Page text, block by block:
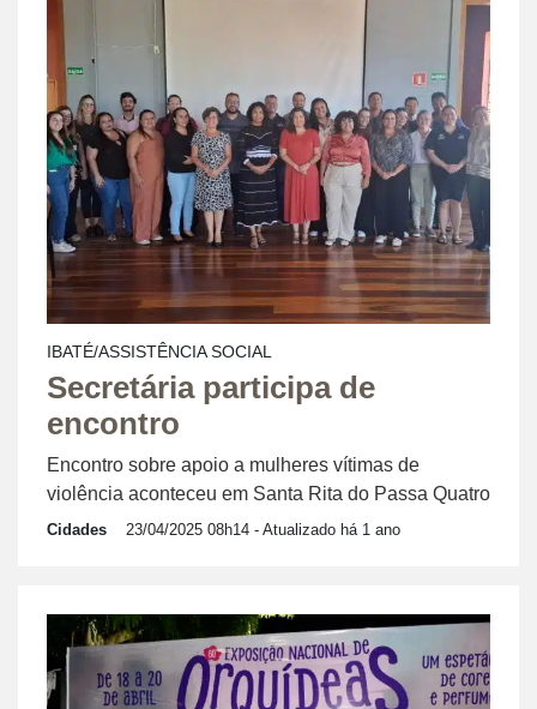
IBATÉ/ASSISTÊNCIA SOCIAL
Secretária participa de
encontro
Encontro sobre apoio a mulheres vítimas de
violência aconteceu em Santa Rita do Passa Quatro
Cidades 23/04/2025 08h14 - Atualizado há 1 ano